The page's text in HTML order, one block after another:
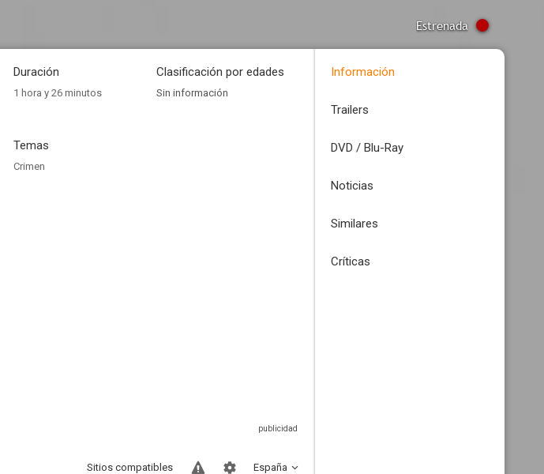
Estrenada
Duración
1 hora y 26 minutos
Clasificación por edades
Sin información
Temas
Crimen
España
Sitios compatibles
Información
Trailers
DVD / Blu-Ray
Noticias
Similares
Críticas